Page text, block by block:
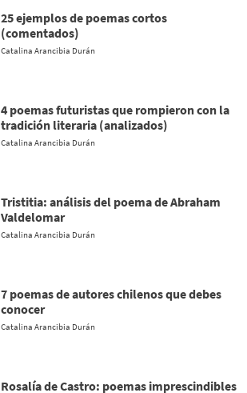
25 ejemplos de poemas cortos
(comentados)
Catalina Arancibia Durán
4 poemas futuristas que rompieron con la
tradición literaria (analizados)
Catalina Arancibia Durán
Tristitia: análisis del poema de Abraham
Valdelomar
Catalina Arancibia Durán
7 poemas de autores chilenos que debes
conocer
Catalina Arancibia Durán
Rosalía de Castro: poemas imprescindibles